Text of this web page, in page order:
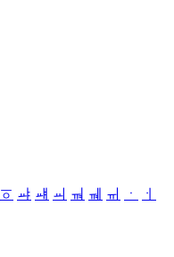
ㆆ ㆇ ㆈ ㆉ ㆊ ㆋ ㆌ ㆍ
ㆎ